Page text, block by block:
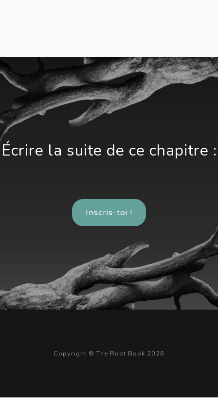
Écrire la suite de ce chapitre :
Inscris-toi !
Copyright © The Root Book 2026